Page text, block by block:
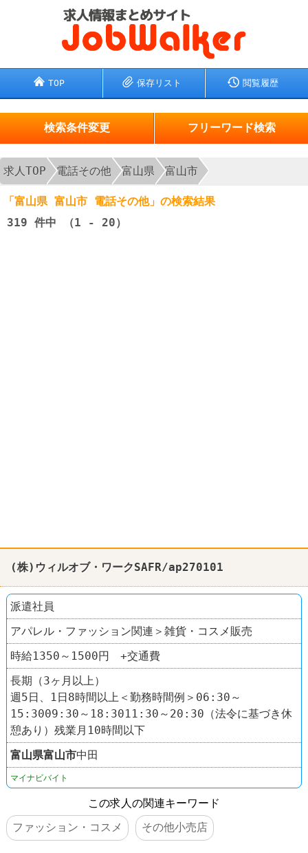
TOP 保存リスト 閲覧履歴
検索条件変更 フリーワード検索
求人TOP 電話その他 富山県 富山市
「富山県 富山市 電話その他」の検索結果
319 件中 （1 - 20）
(株)ウィルオブ・ワークSAFR/ap270101
派遣社員
アパレル・ファッション関連＞雑貨・コスメ販売
時給1350～1500円 +交通費
長期（3ヶ月以上）
週5日、1日8時間以上＜勤務時間例＞06:30～
15:3009:30～18:3011:30～20:30（法令に基づき休
憩あり）残業月10時間以下
富山県富山市中田
マイナビバイト
この求人の関連キーワード
ファッション・コスメ
その他小売店